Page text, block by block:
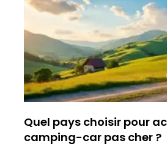
Quel pays choisir pour
camping-car pas cher ?